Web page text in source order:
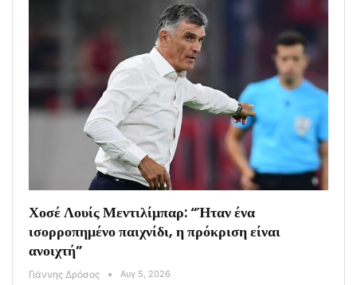
Χοσέ Λουίς Μεντιλίμπαρ: “Ήταν ένα
ισορροπημένο παιχνίδι, η πρόκριση είναι
ανοιχτή”
Γιάννης Δρόσος Αυγ 5, 2026